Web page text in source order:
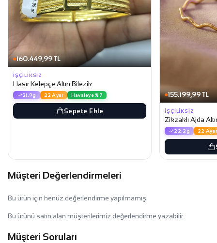
160.449,99 TL
İŞÇILIKSIZ
Hasır Kelepçe Altın Bilezik
21.9g 22 Ayar Havaleye %7
Sepete Ekle
155.199,99 TL
İŞÇILIKSIZ
Zikzaklı Ajda
22.2g 22 Ayar
Müşteri Değerlendirmeleri
Bu ürün için henüz değerlendirme yapılmamış.
Bu ürünü satın alan müşterilerimiz değerlendirme yazabilir.
Müşteri Soruları